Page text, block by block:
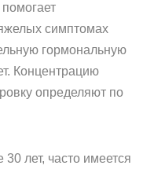
симптомах
гормональную
Концентрацию
определяют по
лет, часто имеется